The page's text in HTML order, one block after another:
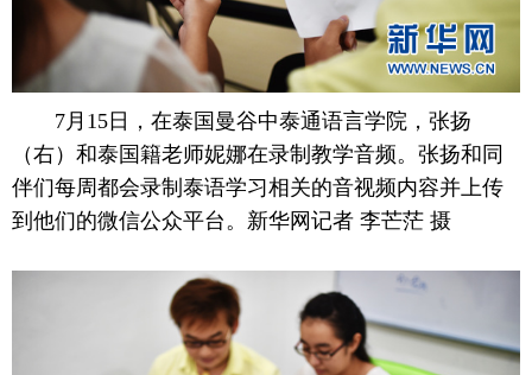
旅游 健康 信息化 数据
富媒体 摄影 新华广播
新华电视中文 新华电视英文 返回PC
7月15日，在泰国曼谷中泰通语言学院，张扬
（右）和泰国籍老师妮娜在录制教学音频。张扬和同
伴们每周都会录制泰语学习相关的音视频内容并上传
到他们的微信公众平台。新华网记者 李芒茫 摄